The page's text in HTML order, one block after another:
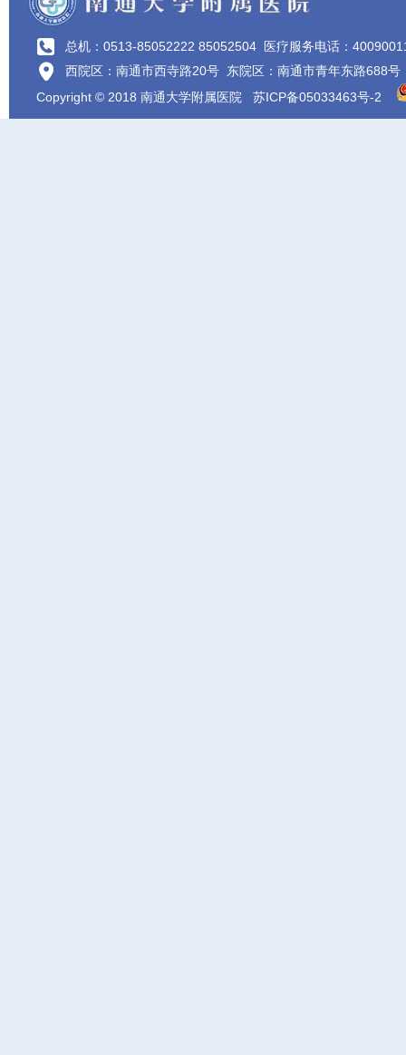
总机：0513-85052222 85052504 医疗服务电话：
西院区：南通市西寺路20号 东院区：南通市青年东路688号
Copyright © 2018 南通大学附属医院 苏ICP备05033463号-2